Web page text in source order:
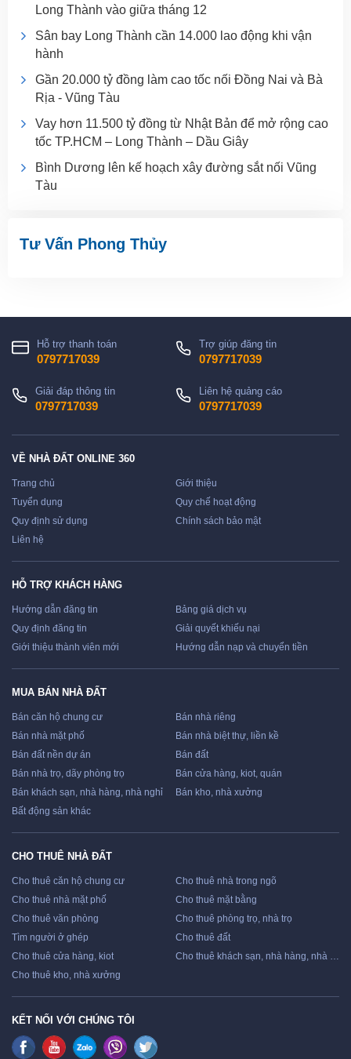
Long Thành vào giữa tháng 12
Sân bay Long Thành cần 14.000 lao động khi vận
hành
Gần 20.000 tỷ đồng làm cao tốc nối Đồng Nai và Bà
Rịa - Vũng Tàu
Vay hơn 11.500 tỷ đồng từ Nhật Bản để mở rộng cao
tốc TP.HCM – Long Thành – Dầu Giây
Bình Dương lên kế hoạch xây đường sắt nối Vũng
Tàu
Tư Vấn Phong Thủy
Hỗ trợ thanh toán
0797717039
Trợ giúp đăng tin
0797717039
Giải đáp thông tin
0797717039
Liên hệ quảng cáo
0797717039
VỀ NHÀ ĐẤT ONLINE 360
Trang chủ
Giới thiệu
Tuyển dụng
Quy chế hoạt động
Quy định sử dụng
Chính sách bảo mật
Liên hệ
HỖ TRỢ KHÁCH HÀNG
Hướng dẫn đăng tin
Bảng giá dịch vụ
Quy định đăng tin
Giải quyết khiếu nại
Giới thiệu thành viên mới
Hướng dẫn nạp và chuyển tiền
MUA BÁN NHÀ ĐẤT
Bán căn hộ chung cư
Bán nhà riêng
Bán nhà mặt phố
Bán nhà biệt thự, liền kề
Bán đất nền dự án
Bán đất
Bán nhà trọ, dãy phòng trọ
Bán cửa hàng, kiot, quán
Bán khách sạn, nhà hàng, nhà nghỉ
Bán kho, nhà xưởng
Bất động sản khác
CHO THUÊ NHÀ ĐẤT
Cho thuê căn hộ chung cư
Cho thuê nhà trong ngõ
Cho thuê nhà mặt phố
Cho thuê mặt bằng
Cho thuê văn phòng
Cho thuê phòng trọ, nhà trọ
Tìm người ở ghép
Cho thuê đất
Cho thuê cửa hàng, kiot
Cho thuê khách sạn, nhà hàng, nhà nghỉ
Cho thuê kho, nhà xưởng
KẾT NỐI VỚI CHÚNG TÔI